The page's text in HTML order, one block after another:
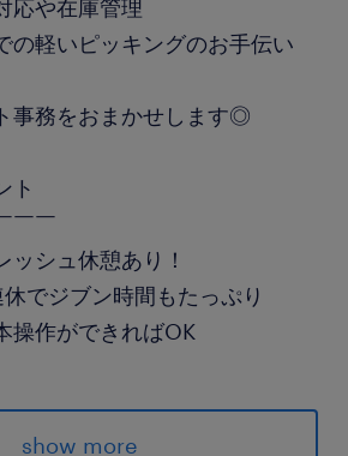
応や在庫管理
の軽いピッキングのお手伝い
事務をおまかせします◎
ト
￣￣
ッシュ休憩あり！
でジブン時間もたっぷり
操作ができればOK
も多数活躍中で安心です★
show more